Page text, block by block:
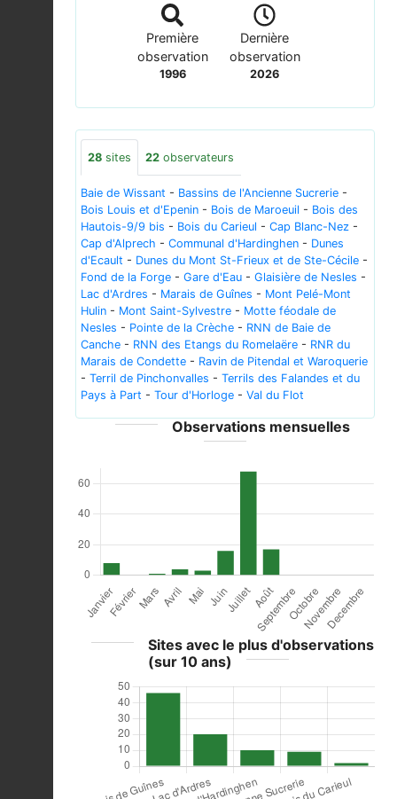
Première
observation
1996
Dernière
observation
2026
28 sites 22 observateurs
Baie de Wissant - Bassins de l'Ancienne Sucrerie -
Bois Louis et d'Epenin - Bois de Maroeuil - Bois des
Hautois-9/9 bis - Bois du Carieul - Cap Blanc-Nez -
Cap d'Alprech - Communal d'Hardinghen - Dunes
d'Ecault - Dunes du Mont St-Frieux et de Ste-Cécile -
Fond de la Forge - Gare d'Eau - Glaisière de Nesles -
Lac d'Ardres - Marais de Guînes - Mont Pelé-Mont
Hulin - Mont Saint-Sylvestre - Motte féodale de
Nesles - Pointe de la Crèche - RNN de Baie de
Canche - RNN des Etangs du Romelaëre - RNR du
Marais de Condette - Ravin de Pitendal et Waroquerie
- Terril de Pinchonvalles - Terrils des Falandes et du
Pays à Part - Tour d'Horloge - Val du Flot
Observations mensuelles
Sites avec le plus d'observations
(sur 10 ans)